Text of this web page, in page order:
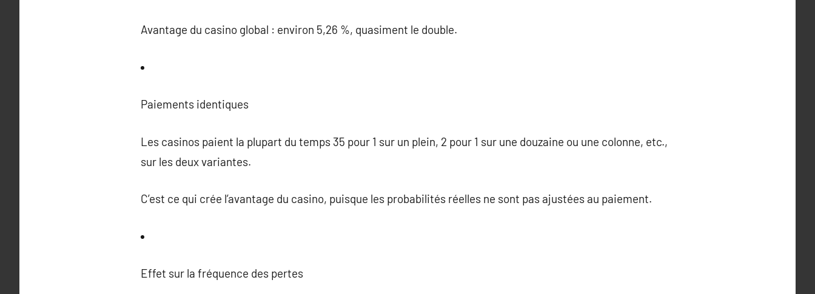
Avantage du casino global : environ 5,26 %, quasiment le double.
Paiements identiques
Les casinos paient la plupart du temps 35 pour 1 sur un plein, 2 pour 1 sur une douzaine ou une colonne, etc.,
sur les deux variantes.
C’est ce qui crée l’avantage du casino, puisque les probabilités réelles ne sont pas ajustées au paiement.
Effet sur la fréquence des pertes